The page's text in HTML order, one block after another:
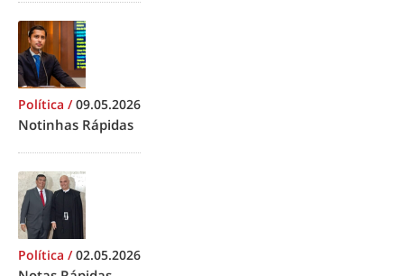
Política /09.05.2026
Notinhas Rápidas
Política /02.05.2026